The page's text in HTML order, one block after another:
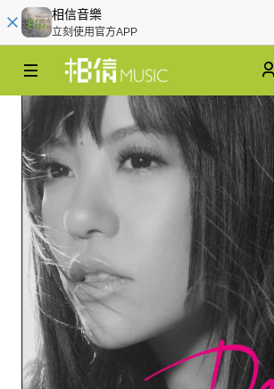
相信音樂
立刻使用官方APP